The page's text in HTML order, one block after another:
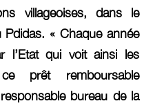
villageoises, dans le
« Chaque année
l’Etat qui voit ainsi les
prêt remboursable
bureau de la